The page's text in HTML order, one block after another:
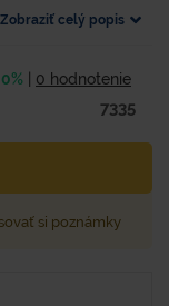
Zobraziť celý popis
0% 0 hodnotenie
7335
si poznámky